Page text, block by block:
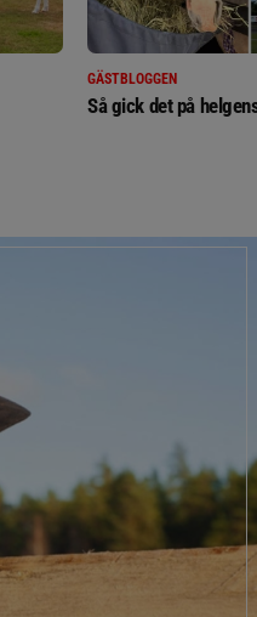
GÄSTBLOGGEN
Så gick det på